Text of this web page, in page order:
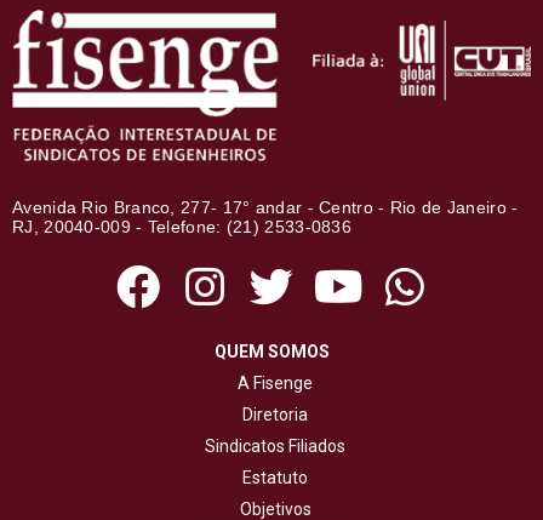
Avenida Rio Branco, 277- 17° andar - Centro - Rio de Janeiro -
RJ, 20040-009 - Telefone: (21) 2533-0836
QUEM SOMOS
A Fisenge
Diretoria
Sindicatos Filiados
Estatuto
Objetivos